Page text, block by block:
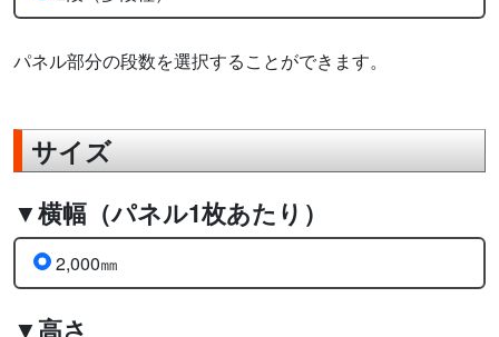
パネル部分の段数を選択することができます。
サイズ
▼横幅（パネル1枚あたり）
2,000㎜